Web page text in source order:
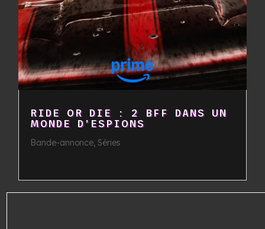
RIDE OR DIE : 2 BFF DANS UN
MONDE D’ESPIONS
Bande-annonce, Séries